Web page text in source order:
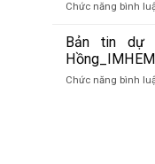
Chức năng bình
Bản tin dự
Chức năng bình